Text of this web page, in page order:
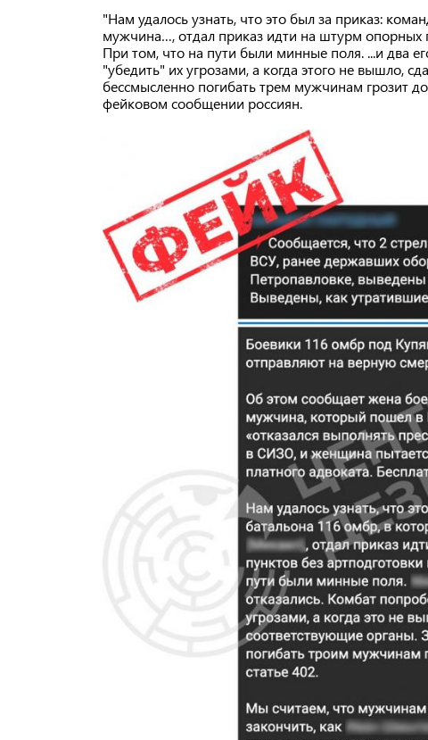
"Нам удалось узнать, что это был за приказ:
мужчина…, отдал приказ идти на штурм опорных
При том, что на пути были минные поля. ...и два
"убедить" их угрозами, а когда этого не вышло,
бессмысленно погибать трем мужчинам грозит
фейковом сообщении россиян.